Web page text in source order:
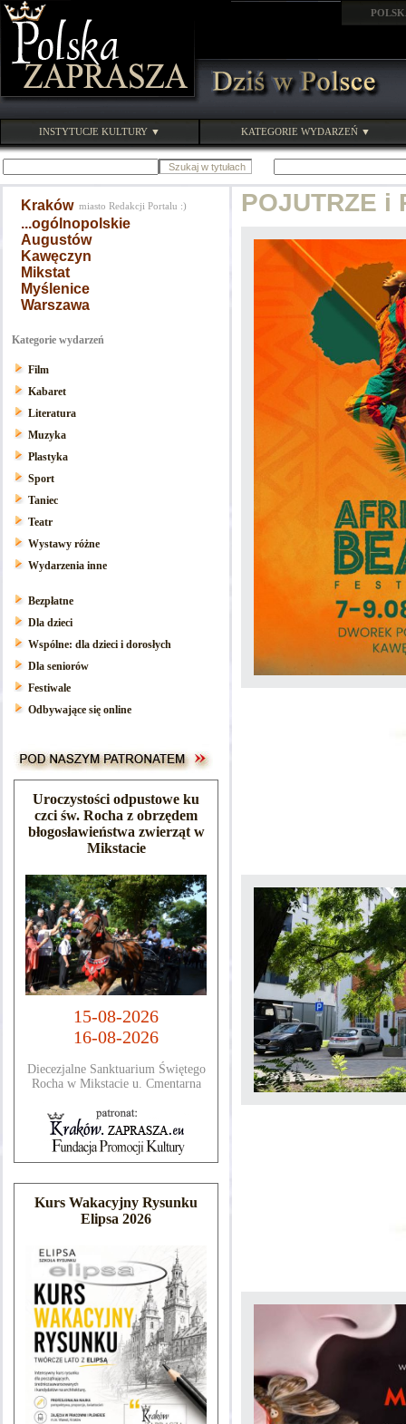
INSTYTUCJE KULTURY ▼ KATEGORIE WYDARZEŃ ▼
Kraków miasto Redakcji Portalu :)
...ogólnopolskie
Augustów
Kawęczyn
Mikstat
Myślenice
Warszawa
Kategorie wydarzeń
Film
Kabaret
Literatura
Muzyka
Plastyka
Sport
Taniec
Teatr
Wystawy różne
Wydarzenia inne
Bezpłatne
Dla dzieci
Wspólne: dla dzieci i dorosłych
Dla seniorów
Festiwale
Odbywające się online
Uroczystości odpustowe ku
czci św. Rocha z obrzędem
błogosławieństwa zwierząt w
Mikstacie
15-08-2026
16-08-2026
Diecezjalne Sanktuarium Świętego
Rocha w Mikstacie u. Cmentarna
Kurs Wakacyjny Rysunku
Elipsa 2026
POJUTRZE i